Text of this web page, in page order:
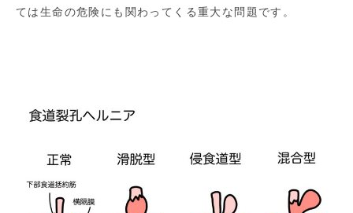
ては生命の危険にも関わってくる重大な問題です。